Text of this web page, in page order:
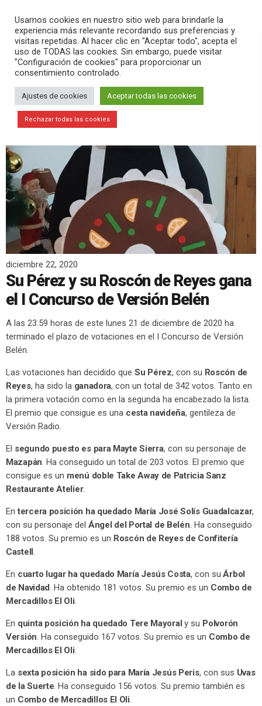
search menu pause PLAY
diciembre 22, 2020
Su Pérez y su Roscón de Reyes gana
el I Concurso de Versión Belén
A las 23:59 horas de este lunes 21 de diciembre de 2020 ha
terminado el plazo de votaciones en el I Concurso de Versión
Belén.
Las votaciones han decidido que Su Pérez, con su Roscón de
Reyes, ha sido la ganadora, con un total de 342 votos. Tanto en
la primera votación como en la segunda ha encabezado la lista.
El premio que consigue es una cesta navideña, gentileza de
Versión Radio.
El segundo puesto es para Mayte Sierra, con su personaje de
Mazapán. Ha conseguido un total de 203 votos. El premio que
consigue es un menú doble Take Away de Patricia Sanz
Restaurante Atelier.
Entercera posición ha quedado María José Solís Guadalcazar,
con su personaje del Ángel del Portal de Belén. Ha conseguido
188 votos. Su premio es un Roscón de Reyes de Confitería
Castell .
En cuarto lugar ha quedado María Jesús Costa, con su Árbol
de Navidad. Ha obtenido 181 votos. Su premio es un Combo de
Mercadillos El Oli.
En quinta posición ha quedado Tere Mayoral y su Polvorón
Versión. Ha conseguido 167 votos. Su premio es un Combo de
Mercadillos El Oli.
La sexta posición ha sido para María Jesús Peris, con sus Uvas
de la Suerte. Ha conseguido 156 votos. Su premio también es
un Combo de Mercadillos El Oli.
Usamos cookies en nuestro sitio web para brindarle la
experiencia más relevante recordando sus preferencias y
visitas repetidas. Al hacer clic en "Aceptar todo", acepta el
uso de TODAS las cookies. Sin embargo, puede visitar
"Configuración de cookies" para proporcionar un
consentimiento controlado.
Ajustes de cookies Aceptar todas las cookies
Rechazar todas las cookies